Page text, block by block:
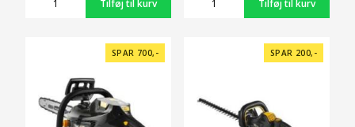
SPAR 700,- SPAR 200,-